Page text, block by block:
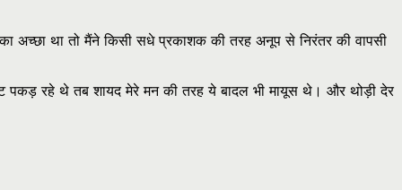
अच्छा था तो मैंने किसी सधे प्रकाशक की तरह अनूप से निरंतर की वापसी
पकड़ रहे थे तब शायद मेरे मन की तरह ये बादल भी मायूस थे। और थोड़ी देर